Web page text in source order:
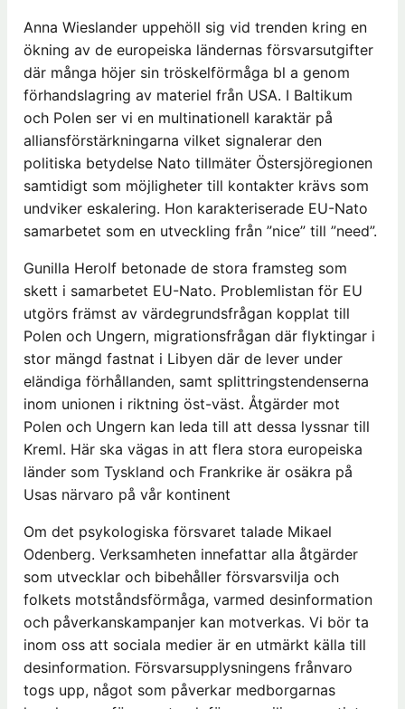
Anna Wieslander uppehöll sig vid trenden kring en
ökning av de europeiska ländernas försvarsutgifter
där många höjer sin tröskelförmåga bl a genom
förhandslagring av materiel från USA. I Baltikum
och Polen ser vi en multinationell karaktär på
alliansförstärkningarna vilket signalerar den
politiska betydelse Nato tillmäter Östersjöregionen
samtidigt som möjligheter till kontakter krävs som
undviker eskalering. Hon karakteriserade EU-Nato
samarbetet som en utveckling från ”nice” till ”need”.
Gunilla Herolf betonade de stora framsteg som
skett i samarbetet EU-Nato. Problemlistan för EU
utgörs främst av värdegrundsfrågan kopplat till
Polen och Ungern, migrationsfrågan där flyktingar i
stor mängd fastnat i Libyen där de lever under
eländiga förhållanden, samt splittringstendenserna
inom unionen i riktning öst-väst. Åtgärder mot
Polen och Ungern kan leda till att dessa lyssnar till
Kreml. Här ska vägas in att flera stora europeiska
länder som Tyskland och Frankrike är osäkra på
Usas närvaro på vår kontinent
Om det psykologiska försvaret talade Mikael
Odenberg. Verksamheten innefattar alla åtgärder
som utvecklar och bibehåller försvarsvilja och
folkets motståndsförmåga, varmed desinformation
och påverkanskampanjer kan motverkas. Vi bör ta
inom oss att sociala medier är en utmärkt källa till
desinformation. Försvarsupplysningens frånvaro
togs upp, något som påverkar medborgarnas